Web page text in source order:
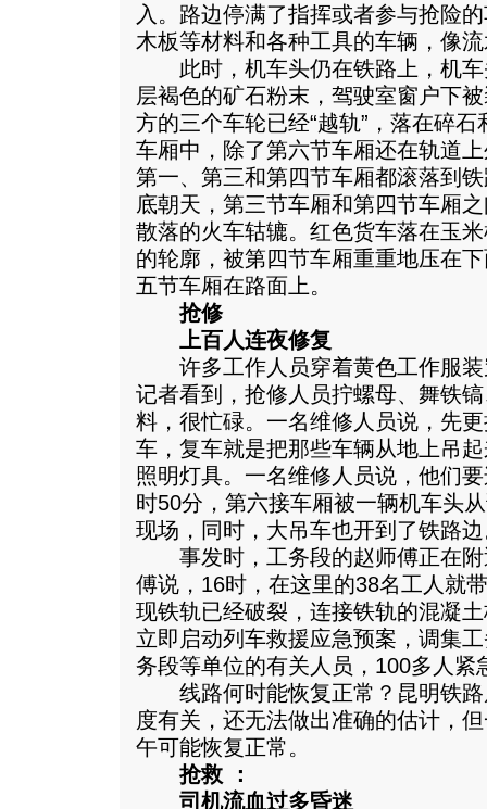
入。路边停满了指挥或者参与抢险
木板等材料和各种工具的车辆，像
此时，机车头仍在铁路上，机车
层褐色的矿石粉末，驾驶室窗户下
方的三个车轮已经“越轨”，落在碎
车厢中，除了第六节车厢还在轨道
第一、第三和第四节车厢都滚落到
底朝天，第三节车厢和第四节车厢
散落的火车轱辘。红色货车落在玉
的轮廓，被第四节车厢重重地压在
五节车厢在路面上。
抢修
上百人连夜修复
许多工作人员穿着黄色工作服装
记者看到，抢修人员拧螺母、舞铁
料，很忙碌。一名维修人员说，先
车，复车就是把那些车辆从地上吊
照明灯具。一名维修人员说，他们
时50分，第六接车厢被一辆机车头
现场，同时，大吊车也开到了铁路
事发时，工务段的赵师傅正在附
傅说，16时，在这里的38名工人就
现铁轨已经破裂，连接铁轨的混凝
立即启动列车救援应急预案，调集
务段等单位的有关人员，100多人紧
线路何时能恢复正常？昆明铁路
度有关，还无法做出准确的估计，
午可能恢复正常。
抢救 ：
司机流血过多昏迷